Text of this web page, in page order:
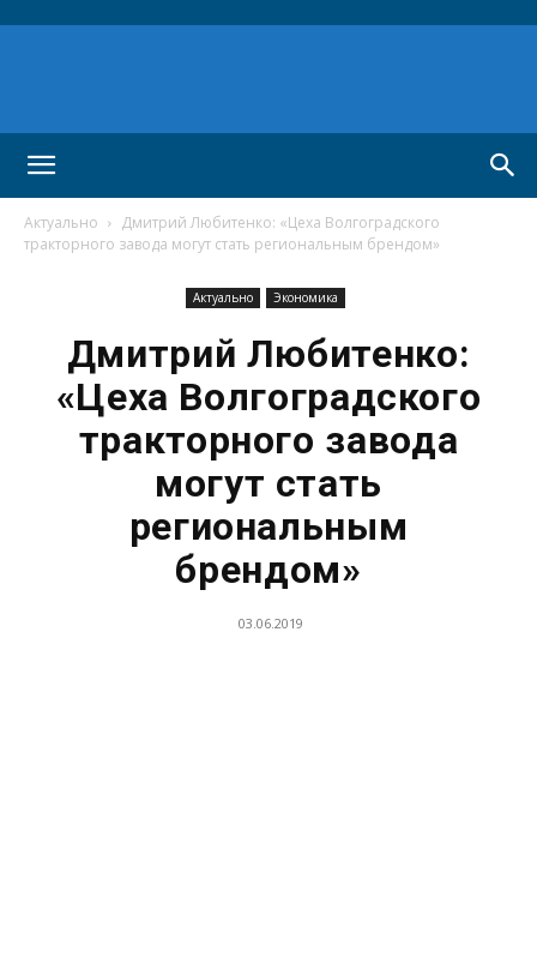
Актуально
Дмитрий Любитенко: «Цеха Волгоградского
тракторного завода могут стать региональным брендом»
Актуально Экономика
Дмитрий Любитенко:
«Цеха Волгоградского
тракторного завода
могут стать
региональным
брендом»
03.06.2019